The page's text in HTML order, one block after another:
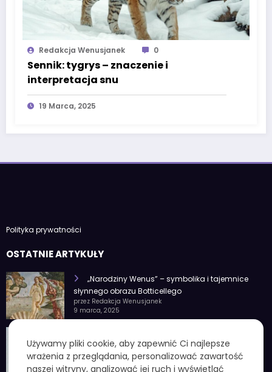
Redakcja Wenusjanek 0
Sennik: tygrys – znaczenie i
interpretacja snu
19 Marca, 2025
Polityka prywatności
OSTATNIE ARTYKUŁY
„Narodziny Wenus” – symbolika i tajemnice
słynnego obrazu Botticellego
przez Redakcja Wenusjanek
9 marca, 2025
cechy osobowości
przez Redakcja Wenusjanek
4 lutego, 2025
Używamy pliki cookie, aby zapewnić Ci najlepsze
wrażenia z przeglądania, personalizować zawartość
naszej witryny, analizować jej ruch i wyświetlać